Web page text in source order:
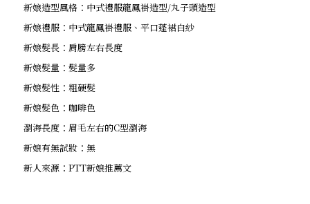
新娘造型風格：中式禮服龍鳳褂造型/丸子頭造型
新娘禮服：中式龍鳳褂禮服、平口蓬裙白紗
新娘髮長：肩膀左右長度
新娘髮量：髮量多
新娘髮性：粗硬髮
新娘髮色：咖啡色
瀏海長度：眉毛左右的C型瀏海
新娘有無試妝：無
新人來源：PTT新娘推薦文